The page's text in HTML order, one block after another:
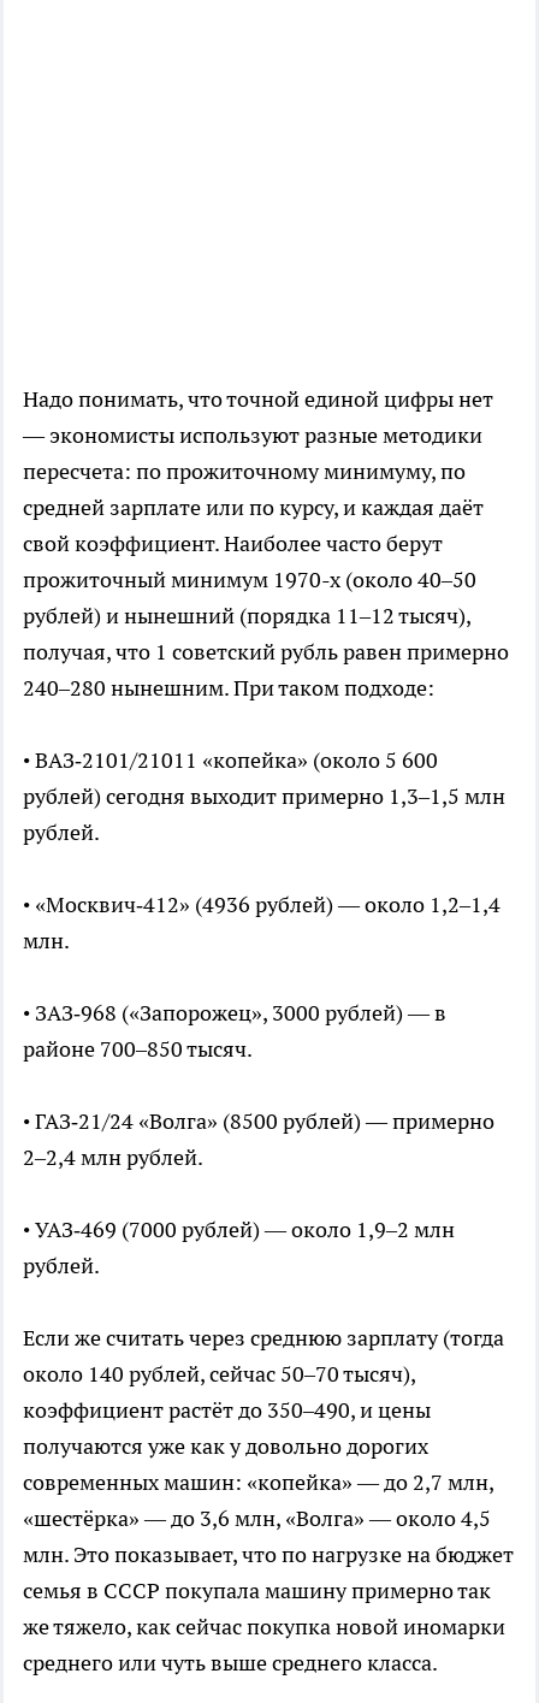
Надо понимать, что точной единой цифры нет
— экономисты используют разные методики
пересчета: по прожиточному минимуму, по
средней зарплате или по курсу, и каждая даёт
свой коэффициент. Наиболее часто берут
прожиточный минимум 1970-х (около 40–50
рублей) и нынешний (порядка 11–12 тысяч),
получая, что 1 советский рубль равен примерно
240–280 нынешним. При таком подходе:
• ВАЗ‑2101/21011 «копейка» (около 5 600
рублей) сегодня выходит примерно 1,3–1,5 млн
рублей.
• «Москвич‑412» (4936 рублей) — около 1,2–1,4
млн.
• ЗАЗ‑968 («Запорожец», 3000 рублей) — в
районе 700–850 тысяч.
• ГАЗ‑21/24 «Волга» (8500 рублей) — примерно
2–2,4 млн рублей.
• УАЗ‑469 (7000 рублей) — около 1,9–2 млн
рублей.
Если же считать через среднюю зарплату (тогда
около 140 рублей, сейчас 50–70 тысяч),
коэффициент растёт до 350–490, и цены
получаются уже как у довольно дорогих
современных машин: «копейка» — до 2,7 млн,
«шестёрка» — до 3,6 млн, «Волга» — около 4,5
млн. Это показывает, что по нагрузке на бюджет
семья в СССР покупала машину примерно так
же тяжело, как сейчас покупка новой иномарки
среднего или чуть выше среднего класса.